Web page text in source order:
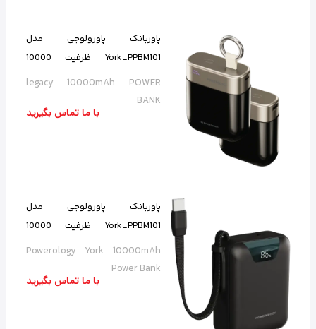
پاوربانک پاورولوجی مدل
York_PPBM101 ظرفیت 10000
میلی‌آمپر
legacy 10000mAh POWER
BANK
با ما تماس بگیرید
پاوربانک پاورولوجی مدل
York_PPBM101 ظرفیت 10000
میلی‌آمپر
Powerology York 10000mAh
Power Bank
با ما تماس بگیرید